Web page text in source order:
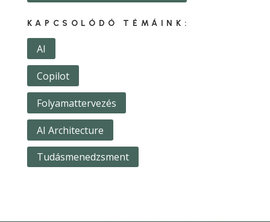
KAPCSOLÓDÓ TÉMÁINK:
AI
Copilot
Folyamattervezés
AI Architecture
Tudásmenedzsment